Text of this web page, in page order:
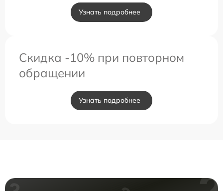
Узнать подробнее
Скидка -10% при повторном
обращении
Узнать подробнее